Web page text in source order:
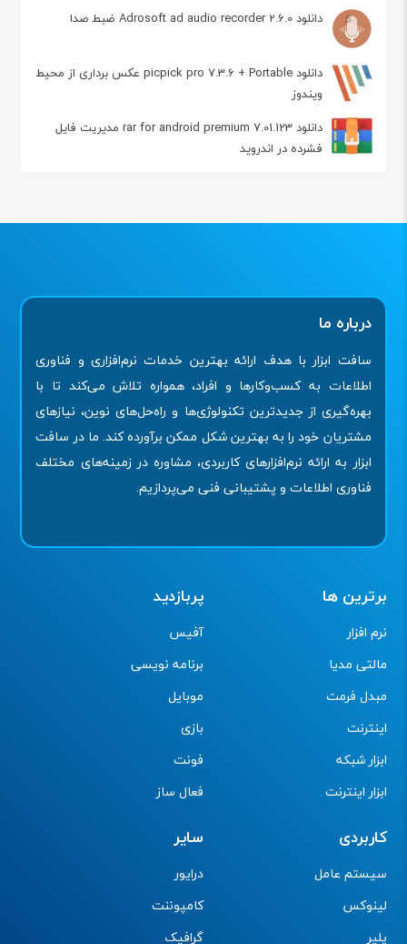
دانلود Adrosoft ad audio recorder 2.6.0 ضبط صدا
دانلود picpick pro 7.3.6 + Portable عکس برداری از محیط
ویندوز
دانلود rar for android premium 7.01.123 مدیریت فایل
فشرده در اندروید
درباره ما
سافت ابزار با هدف ارائه بهترین خدمات نرم‌افزاری و فناوری
اطلاعات به کسب‌وکارها و افراد، همواره تلاش می‌کند تا با
بهره‌گیری از جدیدترین تکنولوژی‌ها و راه‌حل‌های نوین، نیازهای
مشتریان خود را به بهترین شکل ممکن برآورده کند. ما در سافت
ابزار به ارائه نرم‌افزارهای کاربردی، مشاوره در زمینه‌های مختلف
فناوری اطلاعات و پشتیبانی فنی می‌پردازیم.
برترین ها
نرم افزار
مالتی مدیا
مبدل فرمت
اینترنت
ابزار شبکه
ابزار اینترنت
پربازدید
آفیس
برنامه نویسی
موبایل
بازی
فونت
فعال ساز
کاربردی
سیستم عامل
لینوکس
پلیر
سایر
درایور
کامپوننت
گرافیک